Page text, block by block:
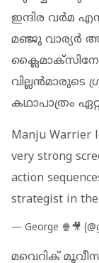
ഇന്ദിര വർമ
മഞ്ജു വാര്യർ
വില്ലൻമാരുടെ
കഥാപാത്രം
Manju Warrier
very strong
action
strategist in the
— George 🍿🎥
മവെറിക്